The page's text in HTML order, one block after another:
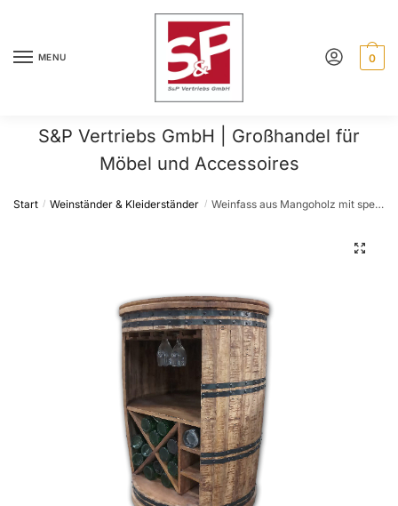
navigation
contentMENU 0
S&P Vertriebs GmbH | Großhandel für
Möbel und Accessoires
Start / Weinständer & Kleiderständer / Weinfass aus Mangoholz mit spezieller Sägetechnik, mit Eisenapplikationen, Facheinteilung, Glashalter, 90 cm hoch
🔍